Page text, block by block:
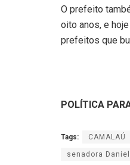
O prefeito
oito anos, e
prefeitos que
POLÍTICA
Tags: CAMALAÚ
senadora